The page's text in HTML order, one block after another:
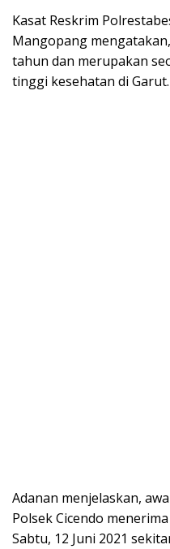
Kasat Reskrim
Mangopang
tahun dan merupakan
tinggi kesehatan di Garut.
Adanan menjelaskan,
Polsek Cicendo
Sabtu, 12 Juni 2021